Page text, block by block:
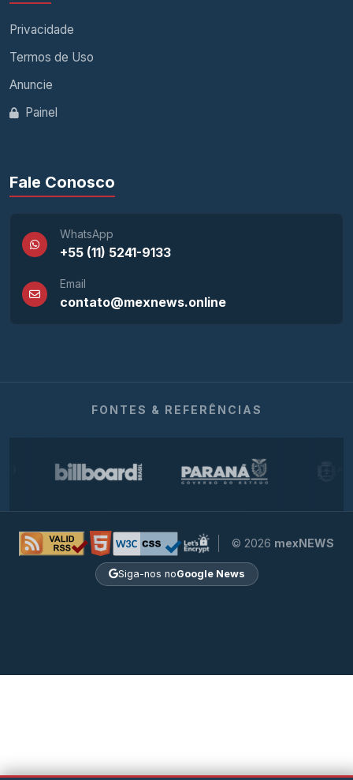
Privacidade
Termos de Uso
Anuncie
Painel
Fale Conosco
WhatsApp
+55 (11) 5241-9133
Email
contato@mexnews.online
FONTES & REFERÊNCIAS
© 2026 mexNEWS
Siga-nos noGoogle News